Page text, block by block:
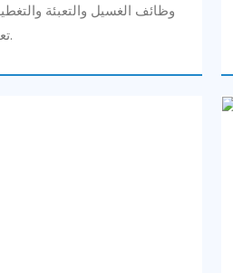
وظائف الغسيل والتعبئة
تعبئة مشروبات متعددة الوظائف.